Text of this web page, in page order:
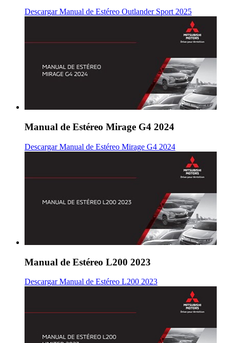
Descargar Manual de Estéreo Outlander Sport 2025
Manual de Estéreo Mirage G4 2024
Descargar Manual de Estéreo Mirage G4 2024
Manual de Estéreo L200 2023
Descargar Manual de Estéreo L200 2023